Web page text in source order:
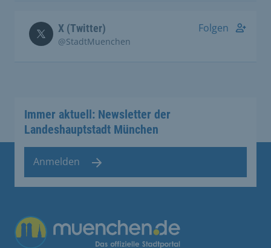
X (Twitter)
@StadtMuenchen
Folgen
Immer aktuell: Newsletter der
Landeshauptstadt München
Anmelden